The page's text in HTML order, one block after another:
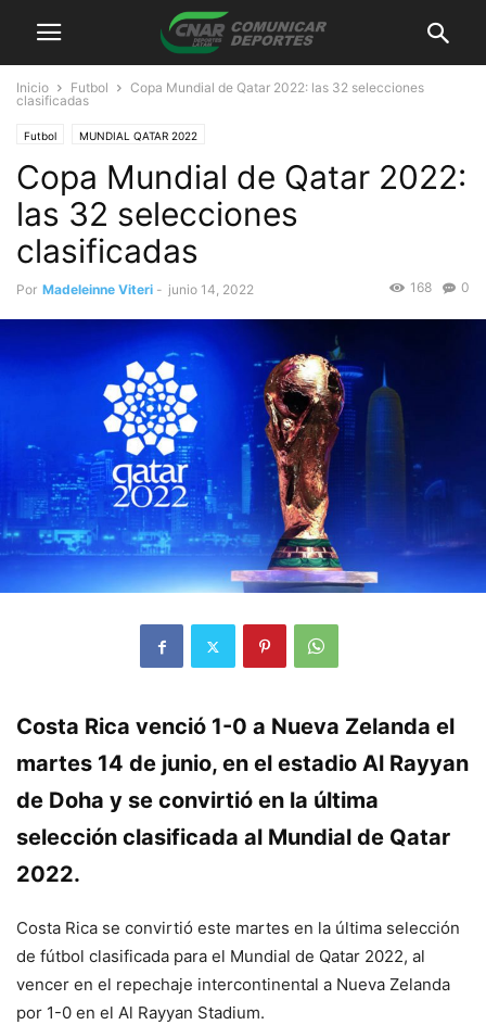
Inicio Futbol
Copa Mundial de Qatar 2022: las 32 selecciones
clasificadas
Futbol MUNDIAL QATAR 2022
Copa Mundial de Qatar 2022:
las 32 selecciones
clasificadas
Por Madeleinne Viteri - junio 14, 2022 0
168
Costa Rica venció 1-0 a Nueva Zelanda el
martes 14 de junio, en el estadio Al Rayyan
de Doha y se convirtió en la última
selección clasificada al Mundial de Qatar
2022.
Costa Rica se convirtió este martes en la última selección
de fútbol clasificada para el Mundial de Qatar 2022, al
vencer en el repechaje intercontinental a Nueva Zelanda
por 1-0 en el Al Rayyan Stadium.